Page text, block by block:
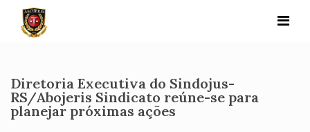
content
Diretoria Executiva do Sindojus-
RS/Abojeris Sindicato reúne-se para
planejar próximas ações